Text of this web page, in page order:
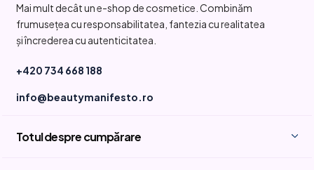
Mai mult decât un e-shop de cosmetice. Combinăm
frumusețea cu responsabilitatea, fantezia cu realitatea
și încrederea cu autenticitatea.
+420 734 668 188
info@beautymanifesto.ro
Totul despre cumpărare